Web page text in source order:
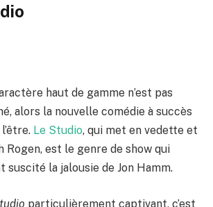
haut de gamme n’est pas
alors la nouvelle comédie à succès
Le Studio, qui met en vedette et
Rogen, est le genre de show qui
suscité la jalousie de Jon Hamm.
particulièrement captivant, c’est